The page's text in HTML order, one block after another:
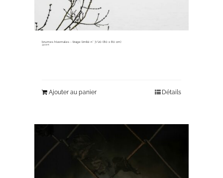
brumes hivernales ~ tirage limité n° 7/20 (80 x 80 cm)
330,00€
Ajouter au panier Détails